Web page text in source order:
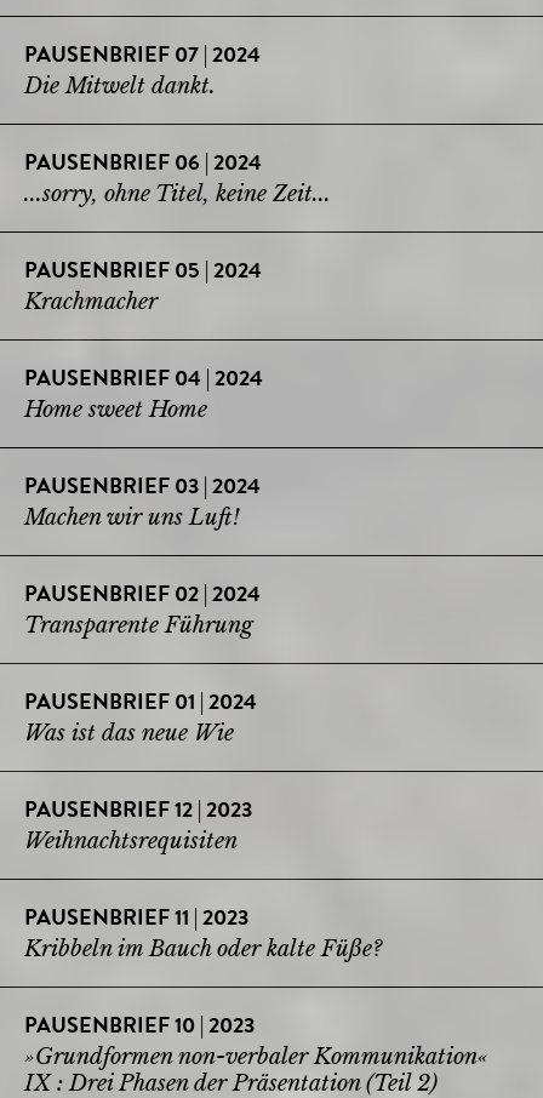
PAUSENBRIEF 07 | 2024
Die Mitwelt dankt.
PAUSENBRIEF 06 | 2024
...sorry, ohne Titel, keine Zeit...
PAUSENBRIEF 05 | 2024
Krachmacher
PAUSENBRIEF 04 | 2024
Home sweet Home
PAUSENBRIEF 03 | 2024
Machen wir uns Luft!
PAUSENBRIEF 02 | 2024
Transparente Führung
PAUSENBRIEF 01 | 2024
Was ist das neue Wie
PAUSENBRIEF 12 | 2023
Weihnachtsrequisiten
PAUSENBRIEF 11 | 2023
Kribbeln im Bauch oder kalte Füße?
PAUSENBRIEF 10 | 2023
»Grundformen non-verbaler Kommunikation«
IX : Drei Phasen der Präsentation (Teil 2)